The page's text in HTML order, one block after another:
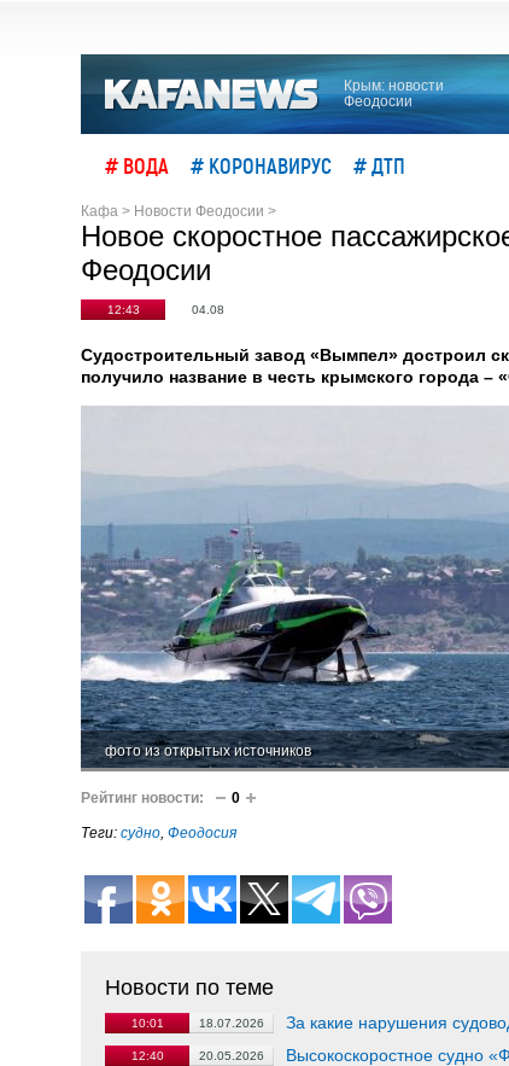
Крым: новости
Феодосии
# ВОДА # КОРОНАВИРУС # ДТП
Кафа > Новости Феодосии >
Новое скоростное
Феодосии
12:43 04.08
Судостроительный завод «Вымпел» достроил
получило название в честь крымского города –
фото из открытых источников
Рейтинг новости: 0
Теги: судно, Феодосия
Новости по теме
10:01 18.07.2026 За какие нарушения
12:40 20.05.2026 Высокоскоростное судно